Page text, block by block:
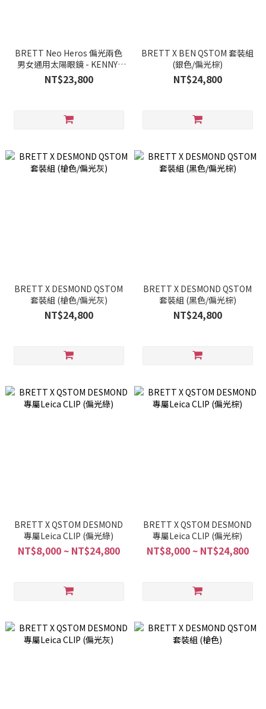
BRETT Neo Heros 偏光兩色
男女通用太陽眼鏡 - KENNY-
SUN-C02
NT$23,800
BRETT X BEN QSTOM 套裝組
(銀色/偏光棕)
NT$24,800
BRETT X DESMOND QSTOM
套裝組 (槍色/偏光灰)
NT$24,800
BRETT X DESMOND QSTOM
套裝組 (黑色/偏光棕)
NT$24,800
BRETT X QSTOM DESMOND
專屬Leica CLIP (偏光綠)
NT$8,000 ~ NT$24,800
BRETT X QSTOM DESMOND
專屬Leica CLIP (偏光棕)
NT$8,000 ~ NT$24,800